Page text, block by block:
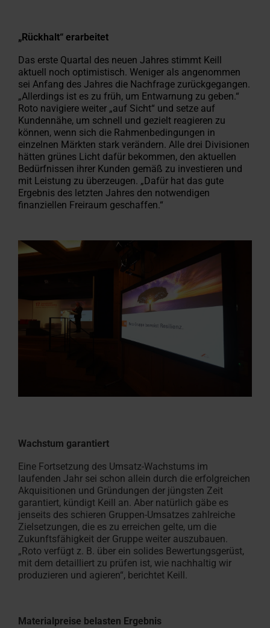
„Rückhalt“ erarbeitet
Das erste Quartal des neuen Jahres stimmt Keill
aktuell noch optimistisch. Weniger als angenommen
sei Anfang des Jahres die Nachfrage zurückgegangen.
„Allerdings ist es zu früh, um Entwarnung zu geben.“
Roto navigiere weiter „auf Sicht“ und setze auf
Kundennähe, um schnell und gezielt reagieren zu
können, wenn sich die Rahmenbedingungen in
einzelnen Märkten stark verändern. Alle drei Divisionen
hätten grünes Licht dafür bekommen, den aktuellen
Bedürfnissen ihrer Kunden gemäß zu investieren und
mit Leistung zu überzeugen. „Dafür hat das gute
Ergebnis des letzten Jahres den notwendigen
finanziellen Freiraum geschaffen.“
Wachstum garantiert
Eine Fortsetzung des Umsatz-Wachstums im
laufenden Jahr sei schon allein durch die erfolgreichen
Akquisitionen und Gründungen der jüngsten Zeit
garantiert, kündigt Keill an. Aber natürlich gäbe es
jenseits des schieren Gruppen-Umsatzes zahlreiche
Zielsetzungen, die es zu erreichen gelte, um die
Zukunftsfähigkeit der Gruppe weiter auszubauen.
„Roto verfügt z. B. über ein solides Bewertungsgerüst,
mit dem detailliert zu prüfen ist, wie nachhaltig wir
produzieren und agieren“, berichtet Keill.
Materialpreise belasten Ergebnis